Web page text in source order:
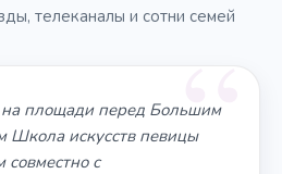
телеканалы и сотни семей
на площади перед Большим
Школа искусств певицы
совместно с